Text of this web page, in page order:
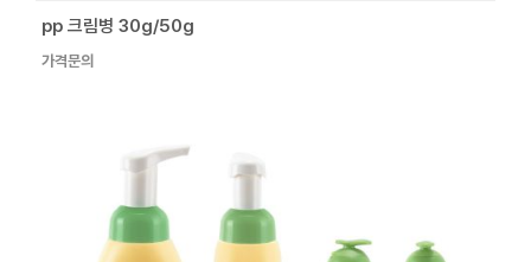
pp 크림병 30g/50g
가격문의